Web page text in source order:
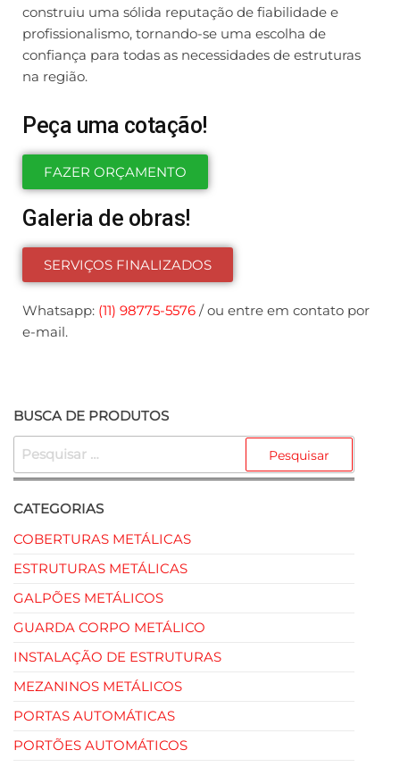
construiu uma sólida reputação de fiabilidade e
profissionalismo, tornando-se uma escolha de
confiança para todas as necessidades de estruturas
na região.
Peça uma cotação!
FAZER ORÇAMENTO
Galeria de obras!
SERVIÇOS FINALIZADOS
Whatsapp: (11) 98775-5576 / ou entre em contato por
e-mail.
BUSCA DE PRODUTOS
CATEGORIAS
COBERTURAS METÁLICAS
ESTRUTURAS METÁLICAS
GALPÕES METÁLICOS
GUARDA CORPO METÁLICO
INSTALAÇÃO DE ESTRUTURAS
MEZANINOS METÁLICOS
PORTAS AUTOMÁTICAS
PORTÕES AUTOMÁTICOS